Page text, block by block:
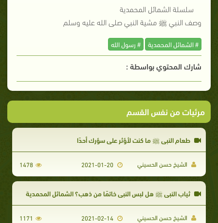
سلسلة الشمائل المحمدية
وصف النبي ﷺ مشية النبي صلى الله عليه وسلم
# الشمائل المحمدية # رسول الله
شارك المحتوي بواسطة :
مرئيات من نفس القسم
طعام النبي ﷺ ما كنت لأؤثر على سؤرك أحدًا
الشيخ حسن الحسيني 2021-01-20
1478
ثياب النبي ﷺ هل لبس النبي خاتمًا من ذهب؟ الشمائل المحمدية
الشيخ حسن الحسيني 2021-02-14
1171